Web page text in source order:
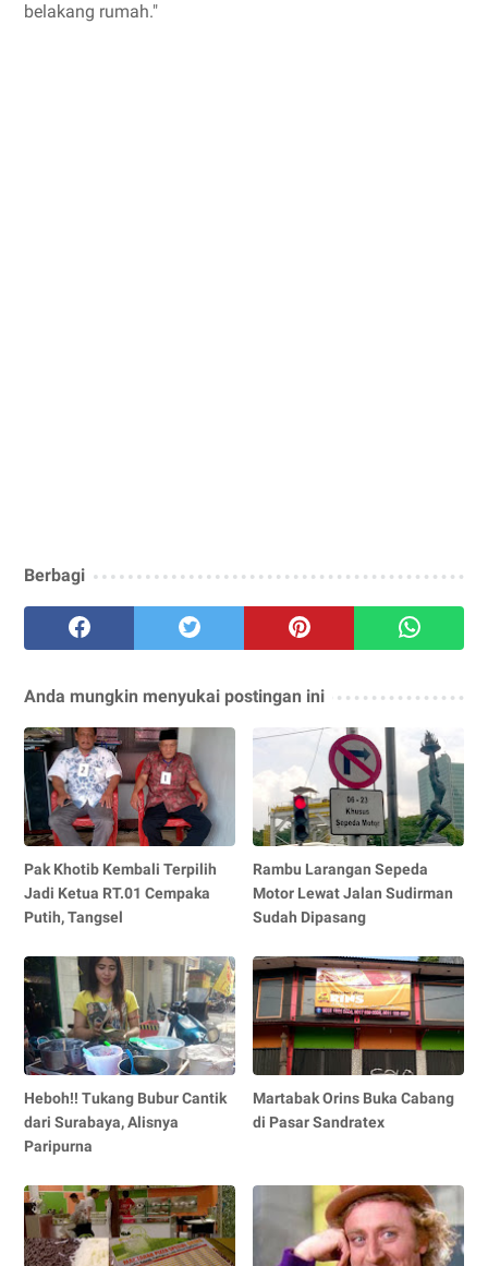
belakang rumah."
Berbagi
Anda mungkin menyukai postingan ini
Pak Khotib Kembali Terpilih
Jadi Ketua RT.01 Cempaka
Putih, Tangsel
Rambu Larangan Sepeda
Motor Lewat Jalan Sudirman
Sudah Dipasang
Heboh!! Tukang Bubur Cantik
dari Surabaya, Alisnya
Paripurna
Martabak Orins Buka Cabang
di Pasar Sandratex